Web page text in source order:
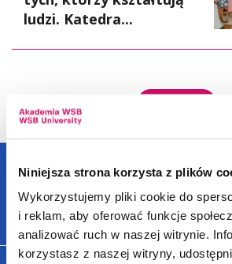
Niniejsza strona korzysta z plików
Wykorzystujemy pliki cookie do
i reklam, aby oferować funkcje
analizować ruch w naszej witrynie.
korzystasz z naszej witryny,
ludzi. Katedra...
SZCZEGÓLNIE POLECANE